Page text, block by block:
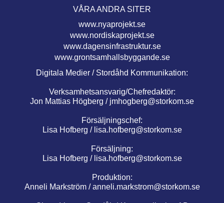
VÅRA ANDRA SITER
www.nyaprojekt.se
www.nordiskaprojekt.se
www.dagensinfrastruktur.se
www.grontsamhallsbyggande.se
Digitala Medier / Stordåhd Kommunikation:
Verksamhetsansvarig/Chefredaktör:
Jon Mattias Högberg / jmhogberg@storkom.se
Försäljningschef:
Lisa Hofberg / lisa.hofberg@storkom.se
Försäljning:
Lisa Hofberg / lisa.hofberg@storkom.se
Produktion:
Anneli Markström /anneli.markstrom@storkom.se